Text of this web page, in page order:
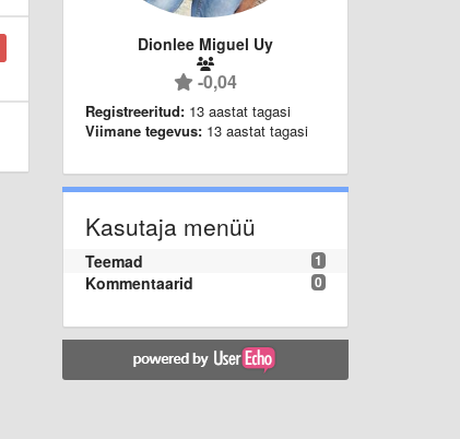
Dionlee Miguel Uy
-0,04
Registreeritud: 13 aastat tagasi
Viimane tegevus: 13 aastat tagasi
Kasutaja menüü
1
Teemad
0
Kommentaarid